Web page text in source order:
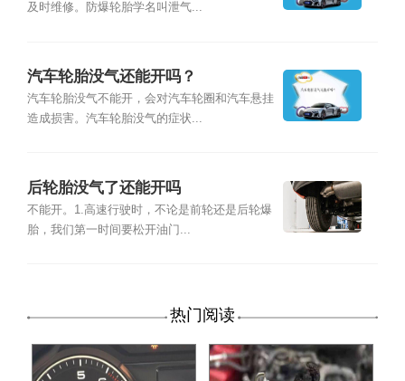
及时维修。防爆轮胎学名叫泄气...
汽车轮胎没气还能开吗？
汽车轮胎没气不能开，会对汽车轮圈和汽车悬挂
造成损害。汽车轮胎没气的症状...
后轮胎没气了还能开吗
不能开。1.高速行驶时，不论是前轮还是后轮爆
胎，我们第一时间要松开油门...
热门阅读